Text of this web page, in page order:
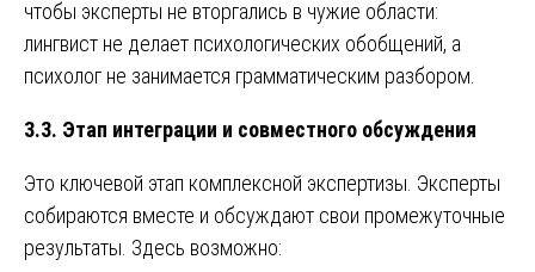
чтобы эксперты не вторгались в чужие области:
лингвист не делает психологических обобщений, а
психолог не занимается грамматическим разбором.
3.3. Этап интеграции и совместного обсуждения
Это ключевой этап комплексной экспертизы. Эксперты
собираются вместе и обсуждают свои промежуточные
результаты. Здесь возможно: